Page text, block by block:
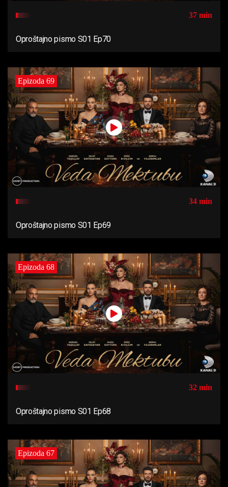
37 min
Oproštajno pismo S01 Ep70
Epizoda 69
34 min
Oproštajno pismo S01 Ep69
Epizoda 68
32 min
Oproštajno pismo S01 Ep68
Epizoda 67